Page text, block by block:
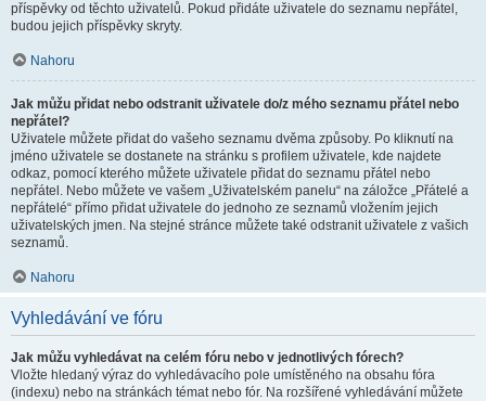
příspěvky od těchto uživatelů. Pokud přidáte uživatele do seznamu nepřátel,
budou jejich příspěvky skryty.
Nahoru
Jak můžu přidat nebo odstranit uživatele do/z mého seznamu přátel nebo
nepřátel?
Uživatele můžete přidat do vašeho seznamu dvěma způsoby. Po kliknutí na
jméno uživatele se dostanete na stránku s profilem uživatele, kde najdete
odkaz, pomocí kterého můžete uživatele přidat do seznamu přátel nebo
nepřátel. Nebo můžete ve vašem „Uživatelském panelu“ na záložce „Přátelé a
nepřátelé“ přímo přidat uživatele do jednoho ze seznamů vložením jejich
uživatelských jmen. Na stejné stránce můžete také odstranit uživatele z vašich
seznamů.
Nahoru
Vyhledávání ve fóru
Jak můžu vyhledávat na celém fóru nebo v jednotlivých fórech?
Vložte hledaný výraz do vyhledávacího pole umístěného na obsahu fóra
(indexu) nebo na stránkách témat nebo fór. Na rozšířené vyhledávání můžete